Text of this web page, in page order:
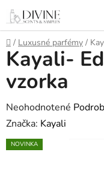
Prejsť
obsah
Domov
/ Luxusné parfémy /
Kayali-
vzorka
Priemerné
hodnotenie
produktu
Neohodnotené
Značka: Kayali
NOVINKA